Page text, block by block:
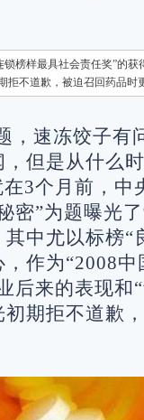
榜样最具社会责任奖”的
拒不道歉，被迫召回药品时
，速冻饺子
但是从什么
3个月前，中
密”为题曝光
中尤以标榜“
作为“2008
后来的表现和
期拒不道歉